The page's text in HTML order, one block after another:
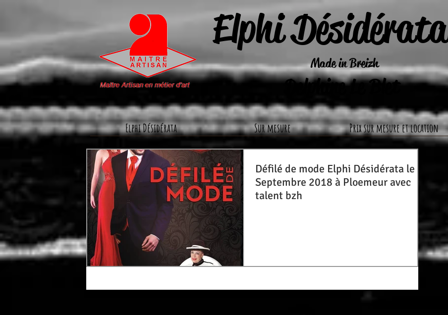
Elphi Désidérata
Made in Breizh
Delphine Le Blet
Défilé de mode Elphi Désidérata le 22
Septembre 2018 à Ploemeur avec
talent bzh
Elphi Désidérata Sur mesure Prix sur mesure et location